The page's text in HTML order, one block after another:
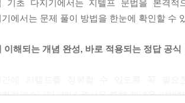
공식 24 선행사가 사람인 경우 who/whom/that
공식 26 선행사가 장소/시간인 경우 관계 부사
6 연결어
기초 다지기에서는 지텔프 문법을 본격
기에서는 문제 풀이 방법을 한눈에 확인할 수
이해되는 개념 완성, 바로 적용되는 정답 공식
하였습니다. 개념 완성을 통해 개념을 이해